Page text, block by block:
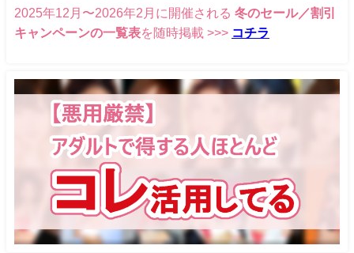
2025年12月〜2026年2月に開催される 冬のセール／割引
キャンペーンの一覧表を随時掲載 >>> コチラ